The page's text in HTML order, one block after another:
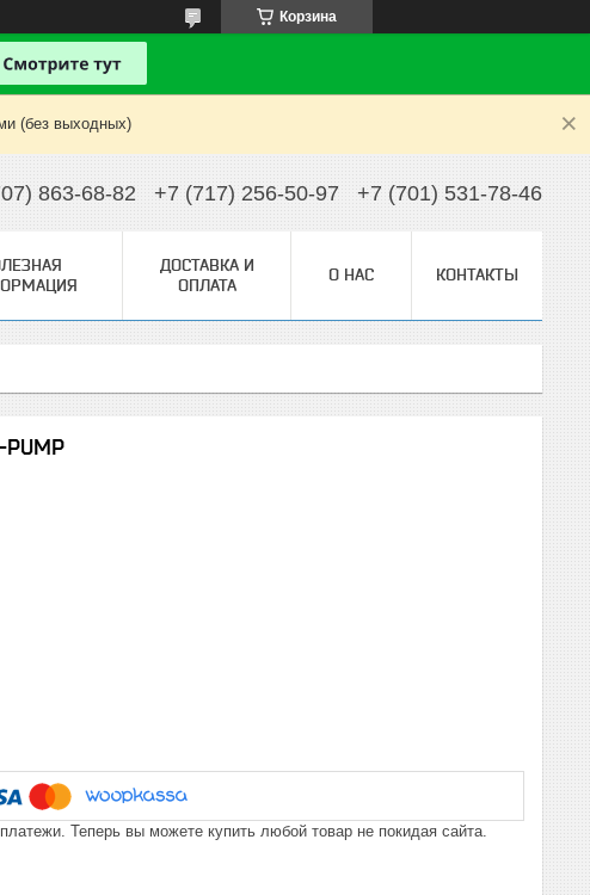
Корзина
(без выходных)
863-68-82 +7 (717) 256-50-97 +7 (701) 531-78-46
ДОСТАВКА И
ОПЛАТА
О НАС КОНТАКТЫ
Теперь вы можете купить любой товар не покидая сайта.